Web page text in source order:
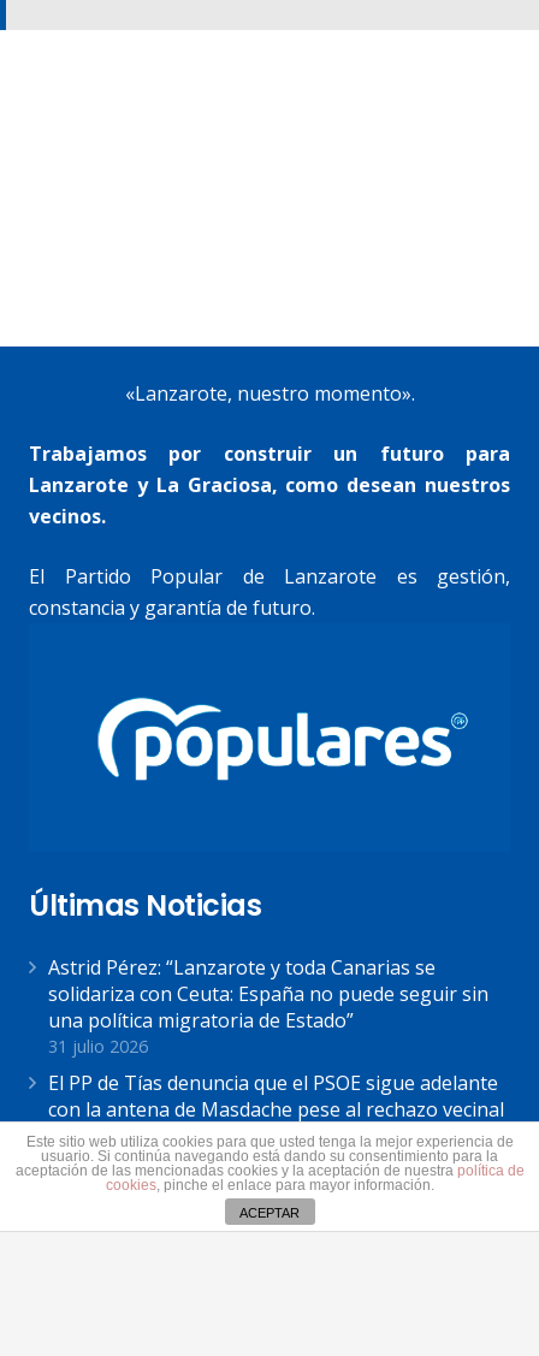
«Lanzarote, nuestro momento».
Trabajamos por construir un futuro para
Lanzarote y La Graciosa, como desean nuestros
vecinos.
El Partido Popular de Lanzarote es gestión,
constancia y garantía de futuro.
Últimas Noticias
Astrid Pérez: “Lanzarote y toda Canarias se
solidariza con Ceuta: España no puede seguir sin
una política migratoria de Estado”
31 julio 2026
El PP de Tías denuncia que el PSOE sigue adelante
con la antena de Masdache pese al rechazo vecinal
31 julio 2026
El Cabildo de Lanzarote y La Graciosa actualiza el
plan estratégico de subvenciones 2026-2028
Este sitio web utiliza cookies para que usted tenga la mejor experiencia de
usuario. Si continúa navegando está dando su consentimiento para la
aceptación de las mencionadas cookies y la aceptación de nuestra política de
cookies, pinche el enlace para mayor información.
ACEPTAR